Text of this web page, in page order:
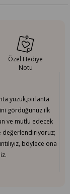
yüzük,pırlanta
gördüğünüz ilk
ve mutlu edecek
değerlendiriyoruz;
böylece ona
Özel Hediye
Notu